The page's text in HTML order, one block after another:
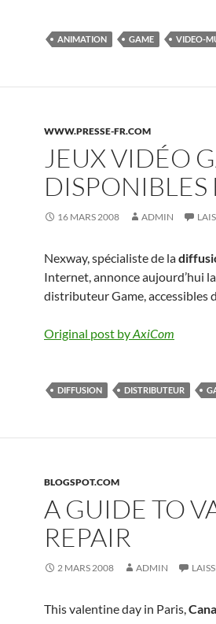
ANIMATION GAME VIDEO-
WWW.PRESSE-FR.COM
JEUX VIDÉO
DISPONIBLES
16 MARS 2008 ADMIN
Nexway, spécialiste de la
Internet, annonce aujourd’hui
distributeur Game, accessibles
Original post byAxiCom
DIFFUSION DISTRIBUTEUR
BLOGSPOT.COM
A GUIDE TO
REPAIR
2 MARS 2008 ADMIN
This valentine day in Paris,